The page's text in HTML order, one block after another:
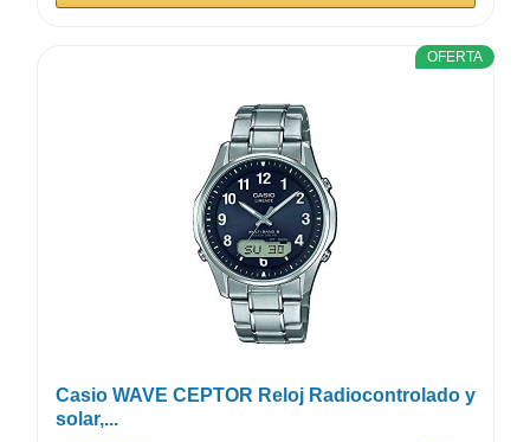
OFERTA
Casio WAVE CEPTOR Reloj Radiocontrolado y
solar,...